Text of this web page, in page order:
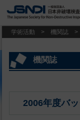
学術活動 > 機関誌 >
機関誌
2006年度バ